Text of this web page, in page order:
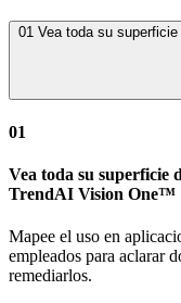
01 Vea toda su
01
Vea toda su superficie
TrendAI Vision One™
Mapee el uso en
empleados para aclarar
remediarlos.